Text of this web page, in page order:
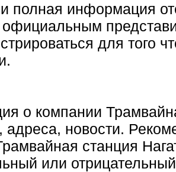
полная информация
официальным
для того
о компании
новости.
станция
или